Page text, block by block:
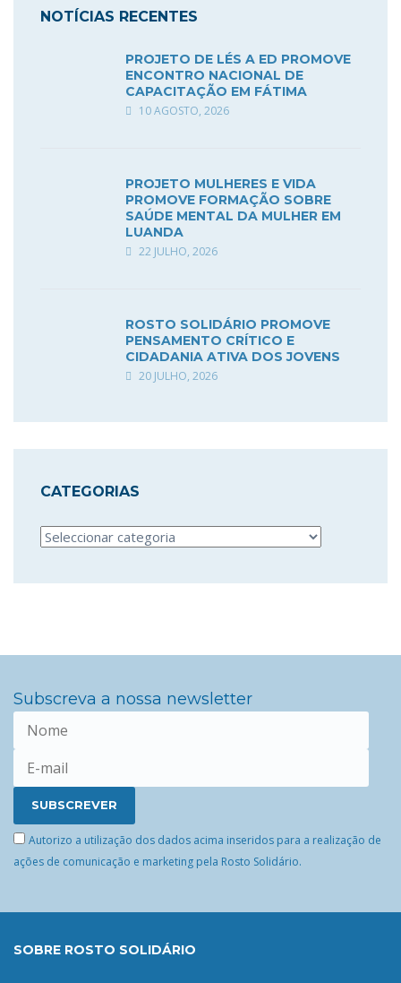
NOTÍCIAS RECENTES
PROJETO DE LÉS A ED PROMOVE
ENCONTRO NACIONAL DE
CAPACITAÇÃO EM FÁTIMA
10 AGOSTO, 2026
PROJETO MULHERES E VIDA
PROMOVE FORMAÇÃO SOBRE
SAÚDE MENTAL DA MULHER EM
LUANDA
22 JULHO, 2026
ROSTO SOLIDÁRIO PROMOVE
PENSAMENTO CRÍTICO E
CIDADANIA ATIVA DOS JOVENS
20 JULHO, 2026
CATEGORIAS
Categorias
Subscreva a nossa newsletter
Autorizo a utilização dos dados acima inseridos para a realização de
ações de comunicação e marketing pela Rosto Solidário.
SOBRE ROSTO SOLIDÁRIO